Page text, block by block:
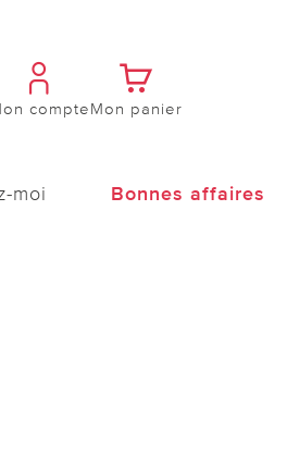
compteMon panier
moi Bonnes affaires